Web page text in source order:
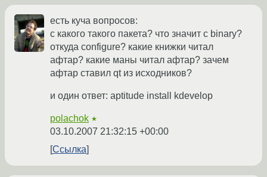
есть куча вопросов:
с какого такого пакета? что значит с binary?
откуда configure? какие книжки читал
афтар? какие маны читал афтар? зачем
афтар ставил qt из исходников?
и один ответ: aptitude install kdevelop
polachok ★
03.10.2007 21:32:15 +00:00
Ссылка